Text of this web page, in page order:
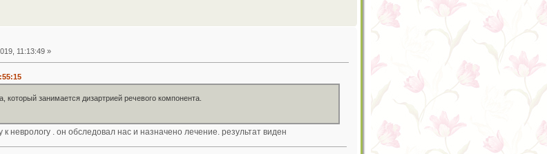
11:13:49 »
который занимается дизартрией речевого компонента.
неврологу . он обследовал нас и назначено лечение. результат виден